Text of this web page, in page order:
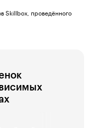
Skillbox, проведённого